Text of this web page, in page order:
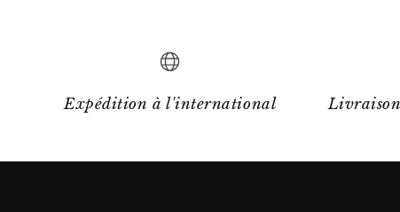
Expédition à l'international